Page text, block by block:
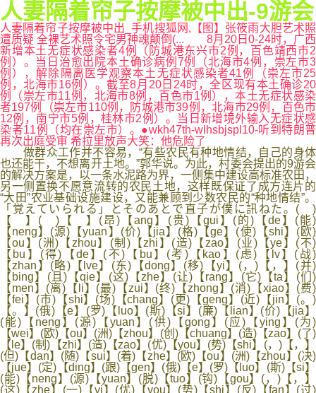
人妻隔着帘子按摩被中出-9游会
人妻隔着帘子按摩被中出_手机搜狐网,【图】张筱雨大胆艺术照
遭质疑 全裸艺术照令宅男神魂颠倒(... 8月20日0-24时，广西
新增本土无症状感染者4例（防城港东兴市2例，百色靖西市2
例）。当日治愈出院本土确诊病例7例（北海市4例，崇左市3
例），解除隔离医学观察本土无症状感染者41例（崇左市25
例，北海市16例）。截至8月20日24时，全区现有本土确诊20
例（崇左市11例，北海市8例，百色市1例），本土无症状感染
者197例（崇左市110例，防城港市39例，北海市29例，百色市
12例，南宁市5例，桂林市2例）。当日新增境外输入无症状感
染者11例（均在崇左市）。●wkh47th-wlhsbjspl10-听到特朗普
再次出庭受审 希拉里放声大笑：他危险了
做群众工作并不容易，“有些农民有种地情结，自己的身体
也还能干，不想离开土地。”郭华说。为此，村委会提出的9游会
的解决方案是，以一条水泥路为界，一侧集中建设高标准农田，
另一侧置换不愿意流转的农民土地，这样既保证了成方连片的
“大田”农业基础设施建设，又能兼顾到少数农民的“种地情结”。
「覚えていられる」とそのあとで直子が僕に訊ねた。( )
【 】( )【 】(昂)【ang】(贵)【gui】(的)【de】(能)
【neng】(源)【yuan】(价)【jia】(格)【ge】(使)【shi】(欧)
【ou】(洲)【zhou】(制)【zhi】(造)【zao】(业)【ye】(不)
【bu】(得)【de】(不)【bu】(考)【kao】(虑)【lv】(战)
【zhan】(略)【lve】(东)【dong】(移)【yi】(，)【，】(并)
【bing】(且)【qie】(这)【zhe】(让)【rang】(它)【ta】(们)
【men】(离)【li】(最)【zui】(终)【zhong】(消)【xiao】(费)
【fei】(市)【shi】(场)【chang】(更)【geng】(近)【jin】(。)
【。】(俄)【e】(罗)【luo】(斯)【si】(廉)【lian】(价)【jia】
(能)【neng】(源)【yuan】(供)【gong】(应)【ying】(为)
【wei】(欧)【ou】(洲)【zhou】(创)【chuang】(造)【zao】(了)
【le】(制)【zhi】(造)【zao】(优)【you】(势)【shi】(，)【，】
(但)【dan】(随)【sui】(着)【zhe】(欧)【ou】(洲)【zhou】(决)
【jue】(定)【ding】(跟)【gen】(俄)【e】(罗)【luo】(斯)【si】
(能)【neng】(源)【yuan】(脱)【tuo】(钩)【gou】(，)【，】
(这)【zhe】(一)【yi】(优)【you】(势)【shi】(反)【fan】(过)